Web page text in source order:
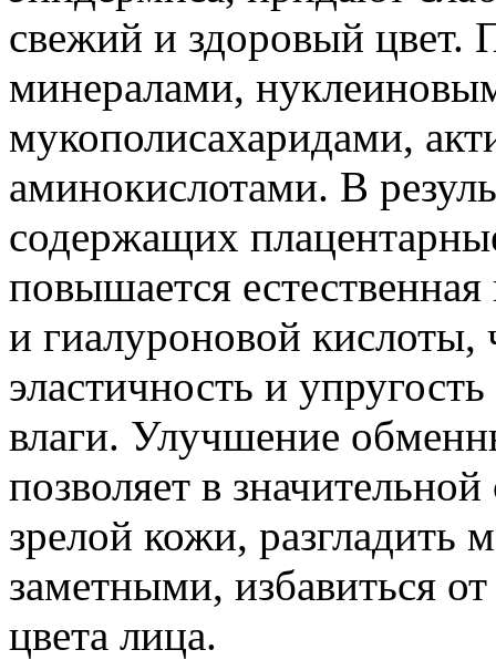
свежий и здоровый цвет.
минералами,
мукополисахаридами,
аминокислотами. В
содержащих
повышается
и гиалуроновой
эластичность и
влаги. Улучшение
позволяет в
зрелой кожи, разгладить
заметными, избавиться
цвета лица.